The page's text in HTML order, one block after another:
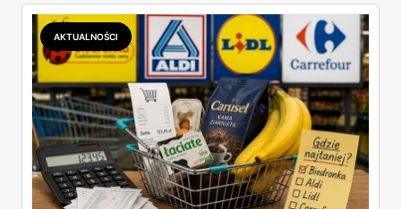
Makro ponad dwa razy więcej niż w weekendowej
promocji dyskontu.
AKTUALNOŚCI